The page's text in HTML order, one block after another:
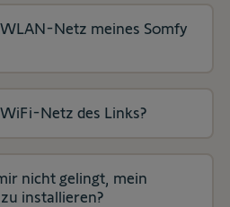
Netz meines Somfy
Netz des Links?
nicht gelingt, mein
installieren?